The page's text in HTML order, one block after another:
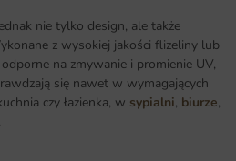
nie tylko design, ale także
z wysokiej jakości flizeliny lub
na zmywanie i promienie UV,
się nawet w wymagających
czy łazienka, w sypialni, biurze,